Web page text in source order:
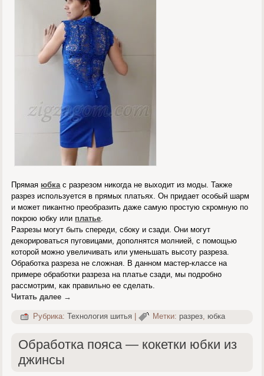
Прямая юбка с разрезом никогда не выходит из моды. Также
разрез используется в прямых платьях. Он придает особый шарм
и может пикантно преобразить даже самую простую скромную по
покрою юбку или платье
Разрезы могут быть спереди, сбоку и сзади. Они могут
декорироваться пуговицами, дополнятся молнией, с помощью
которой можно увеличивать или уменьшать высоту разреза.
Обработка разреза не сложная. В данном мастер-классе на
примере обработки разреза на платье сзади, мы подробно
рассмотрим, как правильно ее сделать.
Читать далее →
Рубрика: Технология шитья | Метки: разрез, юбка
Обработка пояса — кокетки юбки из
джинсы